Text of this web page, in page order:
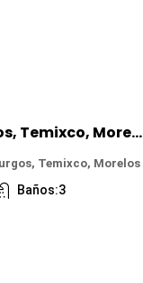
Casa en Venta en Burgos, Temixco, Morelos
Temixco, Morelos
Baños:3